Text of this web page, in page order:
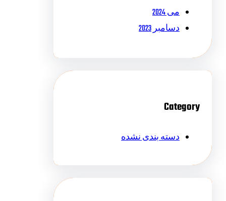
می 2024
دسامبر 2023
Category
دسته بندی نشده